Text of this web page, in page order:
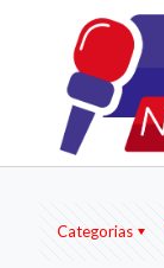
Categorias